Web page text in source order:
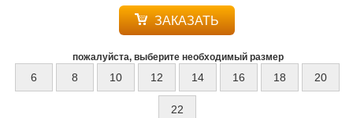
ЗАКАЗАТЬ
пожалуйста, выберите необходимый размер
6 8 10 12 14 16 18 20
22